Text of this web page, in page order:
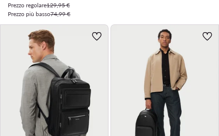
Prezzo regolare129,95 €
Prezzo più basso74,99 €